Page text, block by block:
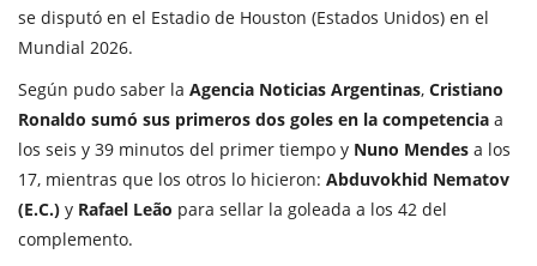
se disputó en el Estadio de Houston (Estados Unidos) en el
Mundial 2026.
Según pudo saber la Agencia Noticias Argentinas, Cristiano
Ronaldo sumó sus primeros dos goles en la competencia a
los seis y 39 minutos del primer tiempo y Nuno Mendes a los
17, mientras que los otros lo hicieron: Abduvokhid Nematov
(E.C.) y Rafael Leão para sellar la goleada a los 42 del
complemento.